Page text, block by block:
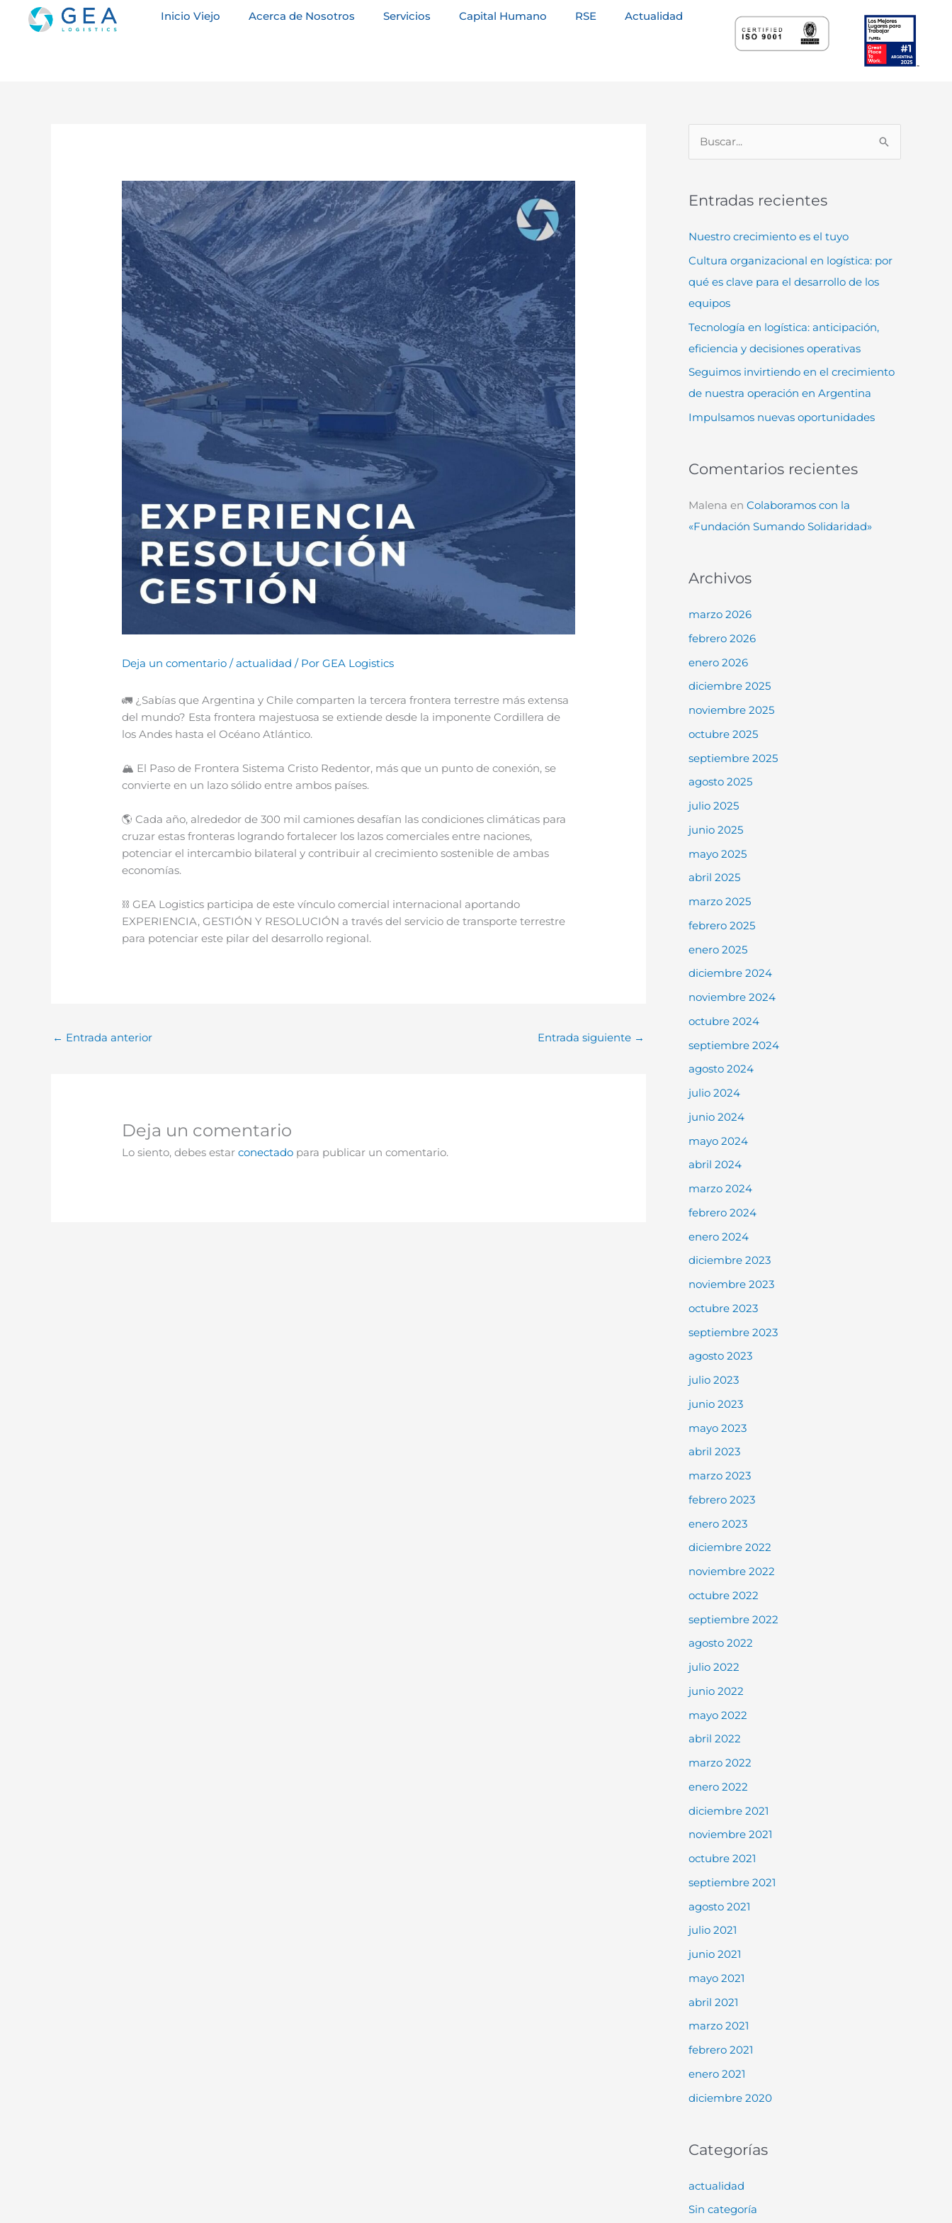
Inicio Viejo Acerca de Nosotros Servicios Capital Humano RSE Actualidad
Deja un comentario /actualidad / PorGEA Logistics
🚛 ¿Sabías que Argentina y Chile comparten la tercera frontera terrestre más extensa
del mundo? Esta frontera majestuosa se extiende desde la imponente Cordillera de
los Andes hasta el Océano Atlántico.
🏔 El Paso de Frontera Sistema Cristo Redentor, más que un punto de conexión, se
convierte en un lazo sólido entre ambos países.
🌎 Cada año, alrededor de 300 mil camiones desafían las condiciones climáticas para
cruzar estas fronteras logrando fortalecer los lazos comerciales entre naciones,
potenciar el intercambio bilateral y contribuir al crecimiento sostenible de ambas
economías.
⛓ GEA Logistics participa de este vínculo comercial internacional aportando
EXPERIENCIA, GESTIÓN Y RESOLUCIÓN a través del servicio de transporte terrestre
para potenciar este pilar del desarrollo regional.
← Entrada anterior Entrada siguiente →
Deja un comentario
Lo siento, debes estarconectado para publicar un comentario.
c
a
Entradas recientes
Nuestro crecimiento es el tuyo
Cultura organizacional en logística: por
qué es clave para el desarrollo de los
equipos
Tecnología en logística: anticipación,
eficiencia y decisiones operativas
Seguimos invirtiendo en el crecimiento
de nuestra operación en Argentina
Impulsamos nuevas oportunidades
Comentarios recientes
Malena en Colaboramos con la
«Fundación Sumando Solidaridad»
Archivos
marzo 2026
febrero 2026
enero 2026
diciembre 2025
noviembre 2025
octubre 2025
septiembre 2025
agosto 2025
julio 2025
junio 2025
mayo 2025
abril 2025
marzo 2025
febrero 2025
enero 2025
diciembre 2024
noviembre 2024
octubre 2024
septiembre 2024
agosto 2024
julio 2024
junio 2024
mayo 2024
abril 2024
marzo 2024
febrero 2024
enero 2024
diciembre 2023
noviembre 2023
octubre 2023
septiembre 2023
agosto 2023
julio 2023
junio 2023
mayo 2023
abril 2023
marzo 2023
febrero 2023
enero 2023
diciembre 2022
noviembre 2022
octubre 2022
septiembre 2022
agosto 2022
julio 2022
junio 2022
mayo 2022
abril 2022
marzo 2022
enero 2022
diciembre 2021
noviembre 2021
octubre 2021
septiembre 2021
agosto 2021
julio 2021
junio 2021
mayo 2021
abril 2021
marzo 2021
febrero 2021
enero 2021
diciembre 2020
Categorías
actualidad
Sin categoría